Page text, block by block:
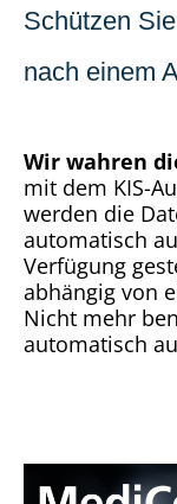
Schützen
nach einem
Wir wahren
mit dem KIS-
werden die
automatisch
Verfügung
abhängig von
Nicht mehr
automatisch